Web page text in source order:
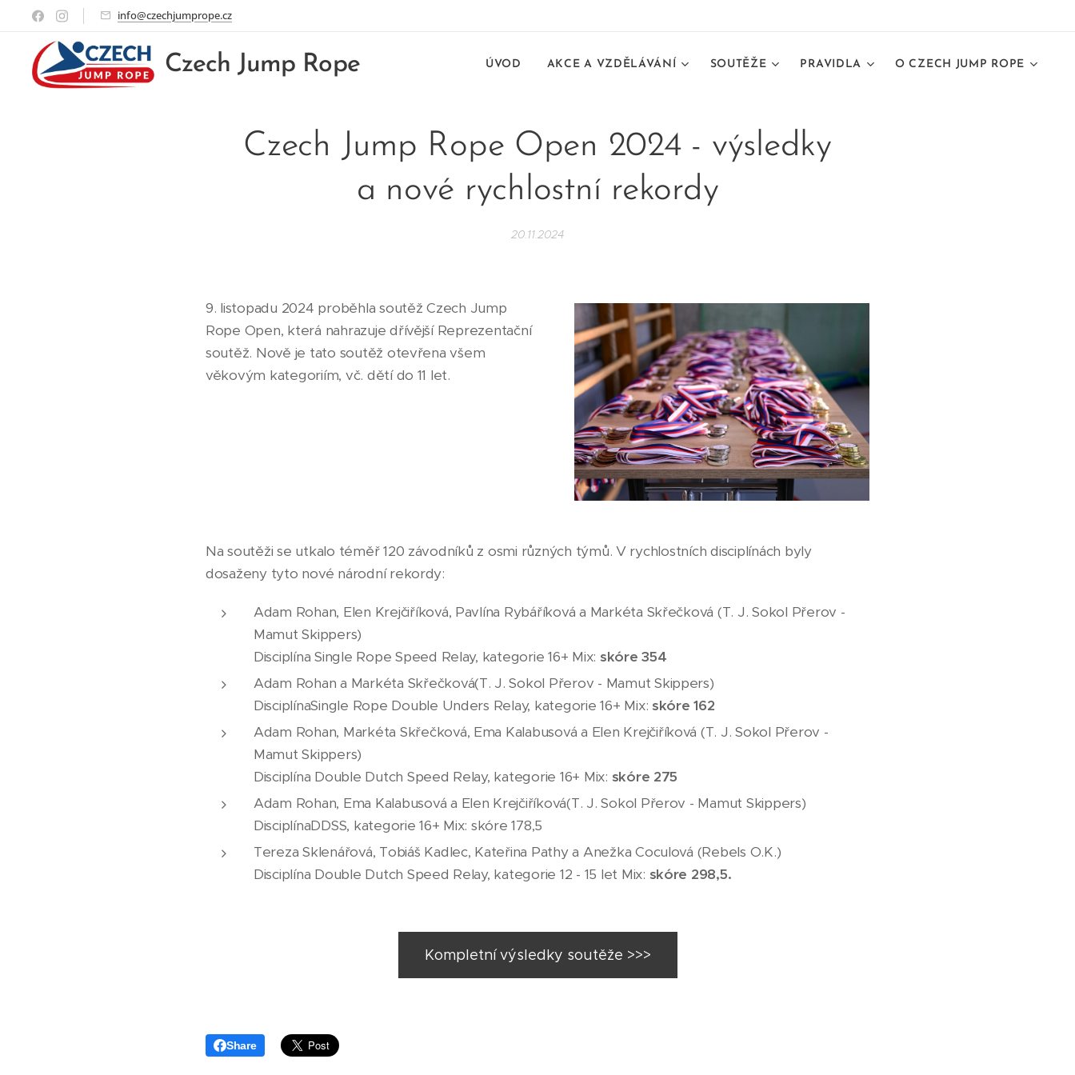
info@czechjumprope.cz
Czech Jump Rope ÚVOD AKCE A VZDĚLÁVÁNÍ SOUTĚŽE PRAVIDLA O CZECH JUMP ROPE
Czech Jump Rope Open 2024 - výsledky
a nové rychlostní rekordy
20.11.2024
9. listopadu 2024 proběhla soutěž Czech Jump
Rope Open, která nahrazuje dřívější Reprezentační
soutěž. Nově je tato soutěž otevřena všem
věkovým kategoriím, vč. dětí do 11 let.
Na soutěži se utkalo téměř 120 závodníků z osmi různých týmů. V rychlostních disciplínách byly
dosaženy tyto nové národní rekordy:
Adam Rohan, Elen Krejčiříková, Pavlína Rybáříková a Markéta Skřečková (T. J. Sokol Přerov -
Mamut Skippers)
Disciplína Single Rope Speed Relay, kategorie 16+ Mix: skóre 354
Adam Rohan a Markéta Skřečková(T. J. Sokol Přerov - Mamut Skippers)
DisciplínaSingle Rope Double Unders Relay, kategorie 16+ Mix:skóre 162
Adam Rohan, Markéta Skřečková, Ema Kalabusová a Elen Krejčiříková (T. J. Sokol Přerov -
Mamut Skippers)
Disciplína Double Dutch Speed Relay, kategorie 16+ Mix: skóre 275
Adam Rohan, Ema Kalabusová a Elen Krejčiříková(T. J. Sokol Přerov - Mamut Skippers)
DisciplínaDDSS, kategorie 16+ Mix: skóre 178,5
Tereza Sklenářová, Tobiáš Kadlec, Kateřina Pathy a Anežka Coculová (Rebels O.K.)
Disciplína Double Dutch Speed Relay, kategorie 12 - 15 let Mix: skóre 298,5.
Kompletní výsledky soutěže >>>
Share